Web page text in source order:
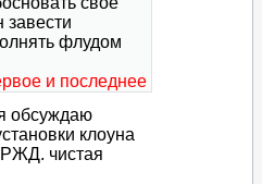
флудом
и последнее
обсуждаю
клоуна
РЖД. чистая